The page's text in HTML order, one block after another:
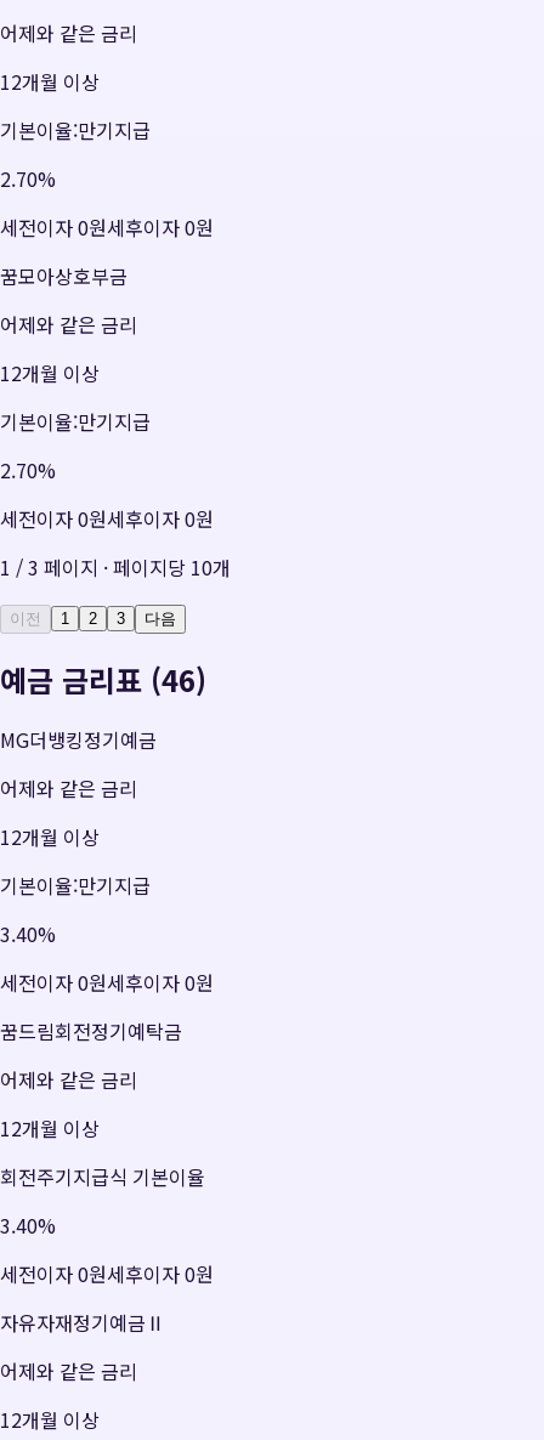
어제와 같은 금리
12개월 이상
기본이율:만기지급
2.70%
세전이자0원세후이자0원
꿈모아상호부금
어제와 같은 금리
12개월 이상
기본이율:만기지급
2.70%
세전이자0원세후이자0원
1 /3 페이지 · 페이지당 10개
이전 1 2 3 다음
예금 금리표 (46)
MG더뱅킹정기예금
어제와 같은 금리
12개월 이상
기본이율:만기지급
3.40%
세전이자0원세후이자0원
꿈드림회전정기예탁금
어제와 같은 금리
12개월 이상
회전주기지급식 기본이율
3.40%
세전이자0원세후이자0원
자유자재정기예금Ⅱ
어제와 같은 금리
12개월 이상